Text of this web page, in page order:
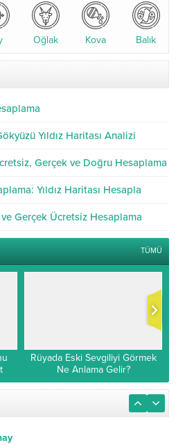
Oğlak Kova Balık
Yıldız Haritası Analizi
Gerçek ve Doğru Hesaplama
Yıldız Haritası Hesapla
Gerçek Ücretsiz Hesaplama
TÜMÜ
Rüyada Eski Sevgiliyi Görmek
Ne Anlama Gelir?